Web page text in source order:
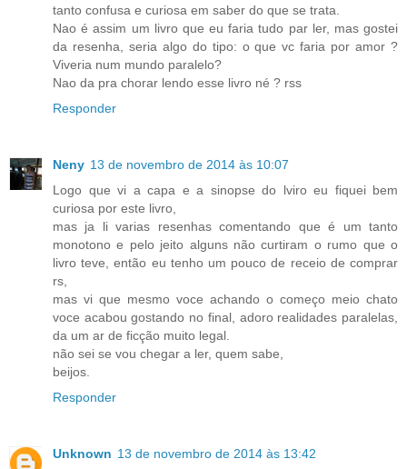
tanto confusa e curiosa em saber do que se trata.
Nao é assim um livro que eu faria tudo par ler, mas gostei
da resenha, seria algo do tipo: o que vc faria por amor ?
Viveria num mundo paralelo?
Nao da pra chorar lendo esse livro né ? rss
Responder
Neny 13 de novembro de 2014 às 10:07
Logo que vi a capa e a sinopse do lviro eu fiquei bem
curiosa por este livro,
mas ja li varias resenhas comentando que é um tanto
monotono e pelo jeito alguns não curtiram o rumo que o
livro teve, então eu tenho um pouco de receio de comprar
rs,
mas vi que mesmo voce achando o começo meio chato
voce acabou gostando no final, adoro realidades paralelas,
da um ar de ficção muito legal.
não sei se vou chegar a ler, quem sabe,
beijos.
Responder
Unknown 13 de novembro de 2014 às 13:42